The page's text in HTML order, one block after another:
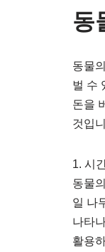
동
동물
벌 수
돈을
것입
1. 시
동물
일 나
나타
활용